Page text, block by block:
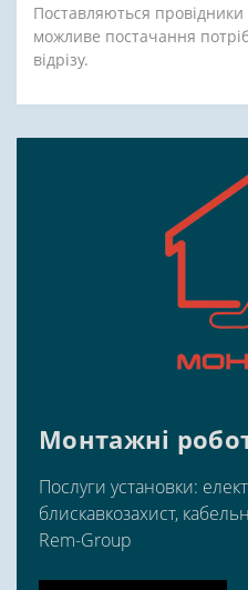
Поставляються провідники
можливе постачання
відрізу.
Монтажні
Послуги установки:
блискавкозахист,
Rem-Group